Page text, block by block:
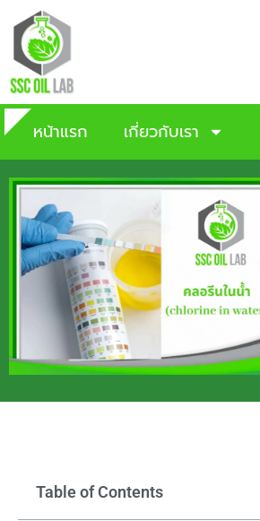
หน้าแรก เกี่ยวกับเรา
Table of Contents